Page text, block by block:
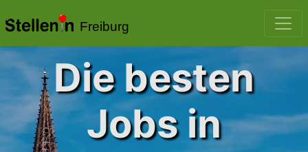
Freiburg
Die besten
Jobs in